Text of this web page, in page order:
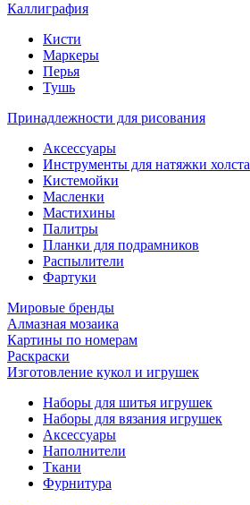
Каллиграфия
Кисти
Маркеры
Перья
Тушь
Принадлежности для рисования
Аксессуары
Инструменты для натяжки холста
Кистемойки
Масленки
Мастихины
Палитры
Планки для подрамников
Распылители
Фартуки
Мировые бренды
Алмазная мозаика
Картины по номерам
Раскраски
Изготовление кукол и игрушек
Наборы для шитья игрушек
Наборы для вязания игрушек
Аксессуары
Наполнители
Ткани
Фурнитура